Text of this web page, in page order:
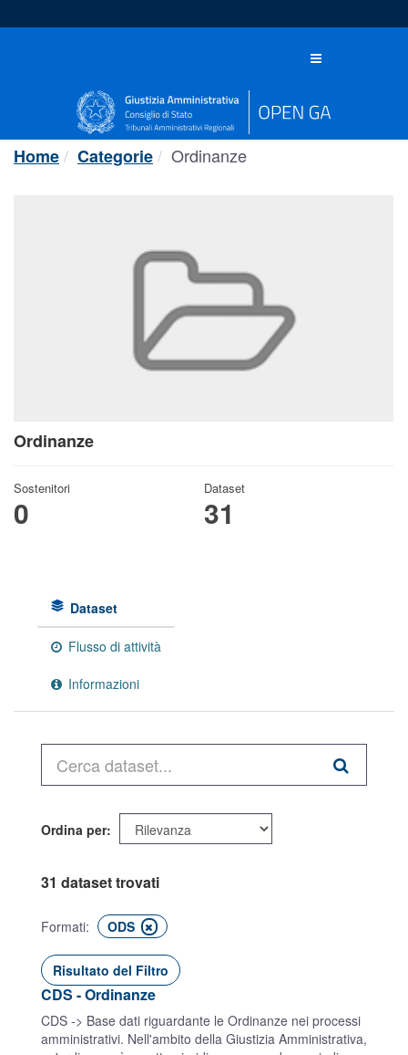
al
Toggle
Home Categorie Ordinanze
Ordinanze
Sostenitori
0
Dataset
31
Dataset
Flusso di attività
Informazioni
Ordina per
31 dataset trovati
Formati: ODS
Risultato del Filtro
CDS - Ordinanze
CDS -> Base dati riguardante le Ordinanze nei processi
amministrativi. Nell'ambito della Giustizia Amministrativa,